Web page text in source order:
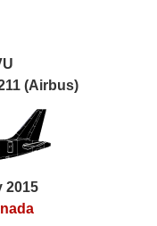
(Airbus)
2015